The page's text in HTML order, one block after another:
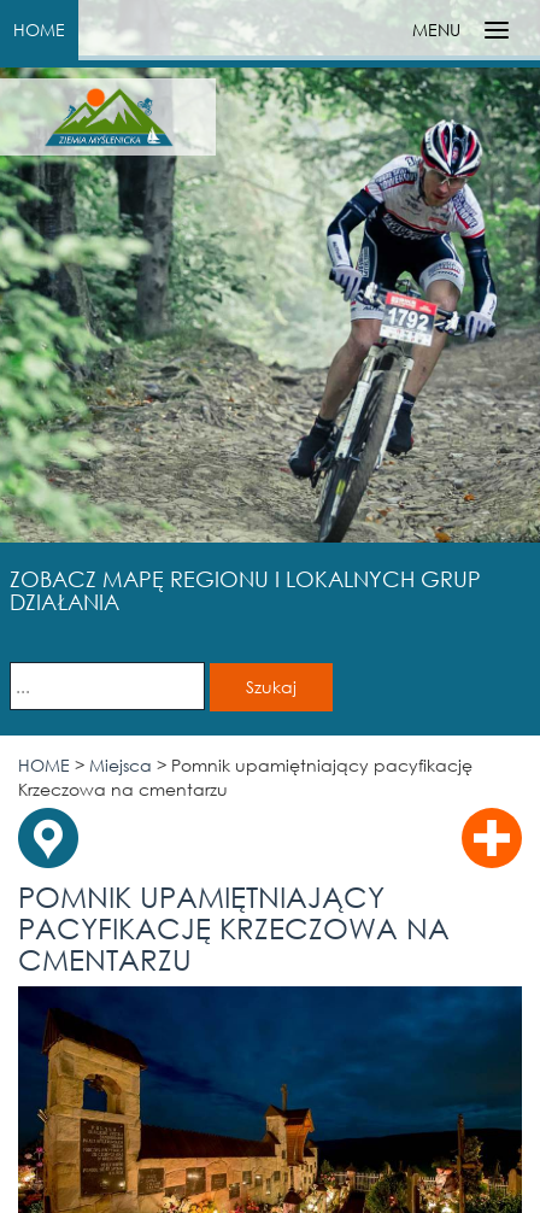
HOME MENU
ZOBACZ MAPĘ REGIONU I LOKALNYCH GRUP
DZIAŁANIA
HOME > Miejsca > Pomnik upamiętniający pacyfikację
Krzeczowa na cmentarzu
POMNIK UPAMIĘTNIAJĄCY
PACYFIKACJĘ KRZECZOWA NA
CMENTARZU